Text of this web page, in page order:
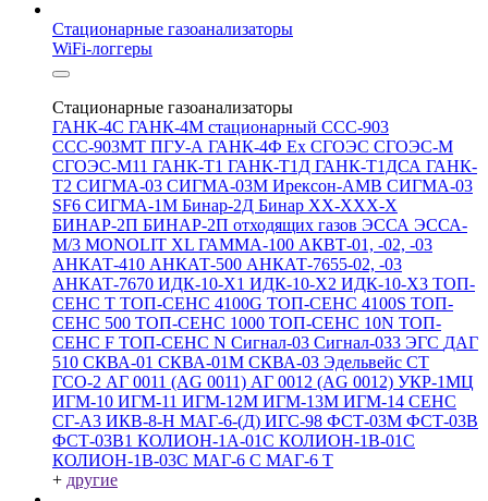
Стационарные газоанализаторы
WiFi-логгеры
Стационарные газоанализаторы
ГАНК-4С ГАНК-4М стационарный ССС-903
ССС-903МТ ПГУ-А ГАНК-4Ф Ex СГОЭС СГОЭС-М
СГОЭС-М11 ГАНК-Т1 ГАНК-Т1Д ГАНК-Т1ДСА ГАНК-
Т2 СИГМА-03 СИГМА-03М Ирексон-АМВ СИГМА-03
SF6 СИГМА-1М Бинар-2Д Бинар ХХ-ХХХ-Х
БИНАР-2П БИНАР-2П отходящих газов ЭССА ЭССА-
М/3 MONOLIT XL ГАММА-100 АКВТ-01, -02, -03
АНКАТ-410 АНКАТ-500 АНКАТ-7655-02, -03
АНКАТ-7670 ИДК-10-Х1 ИДК-10-Х2 ИДК-10-Х3 ТОП-
СЕНС Т ТОП-СЕНС 4100G ТОП-СЕНС 4100S ТОП-
СЕНС 500 ТОП-СЕНС 1000 ТОП-СЕНС 10N ТОП-
СЕНС F ТОП-СЕНС N Сигнал-03 Сигнал-033 ЭГС ДАГ
510 СКВА-01 СКВА-01М СКВА-03 Эдельвейс СТ
ГСО-2 АГ 0011 (AG 0011) АГ 0012 (AG 0012) УКР-1МЦ
ИГМ-10 ИГМ-11 ИГМ-12М ИГМ-13М ИГМ-14 СЕНС
СГ-А3 ИКВ-8-Н МАГ-6-(Д) ИГС-98 ФСТ-03М ФСТ-03В
ФСТ-03В1 КОЛИОН-1А-01С КОЛИОН-1В-01С
КОЛИОН-1В-03С МАГ-6 С МАГ-6 Т
+ другие